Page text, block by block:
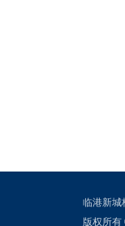
临港新城
版权所